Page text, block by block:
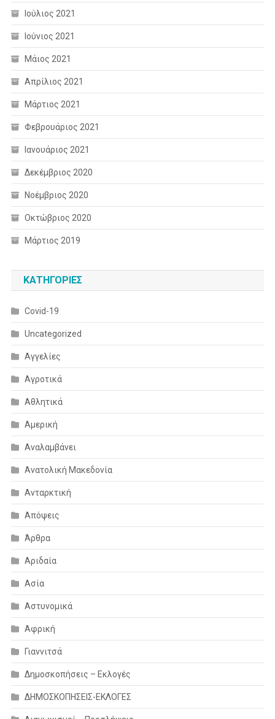
Ιούλιος 2021
Ιούνιος 2021
Μάιος 2021
Απρίλιος 2021
Μάρτιος 2021
Φεβρουάριος 2021
Ιανουάριος 2021
Δεκέμβριος 2020
Νοέμβριος 2020
Οκτώβριος 2020
Μάρτιος 2019
KΑΤΗΓΟΡΊΕΣ
Covid-19
Uncategorized
Αγγελίες
Αγροτικά
Αθλητικά
Αμερική
Αναλαμβάνει
Ανατολική Μακεδονία
Ανταρκτική
Απόψεις
Άρθρα
Αριδαία
Ασία
Αστυνομικά
Αφρική
Γιαννιτσά
Δημοσκοπήσεις – Εκλογές
ΔΗΜΟΣΚΟΠΗΣΕΙΣ-ΕΚΛΟΓΕΣ